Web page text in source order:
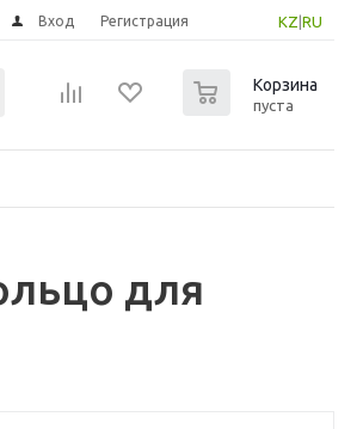
KZ RU
Вход Регистрация
Корзина
пуста
для